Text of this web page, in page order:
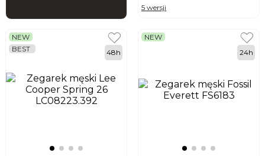
5 wersji
NEW
BEST
48h
NEW
24h